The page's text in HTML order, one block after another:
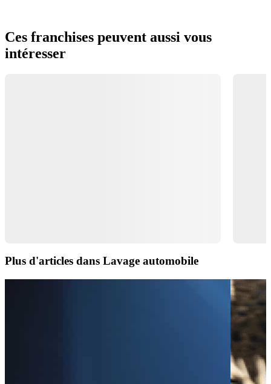
Ces franchises peuvent aussi vous
intéresser
Plus d'articles dans Lavage automobile